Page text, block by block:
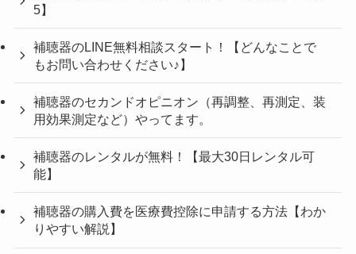
5】
補聴器のLINE無料相談スタート！【どんなことで
もお問い合わせください♪】
補聴器のセカンドオピニオン（再調整、再測定、装
用効果測定など）やってます。
補聴器のレンタルが無料！【最大30日レンタル可
能】
補聴器の購入費を医療費控除に申請する方法【わか
りやすい解説】